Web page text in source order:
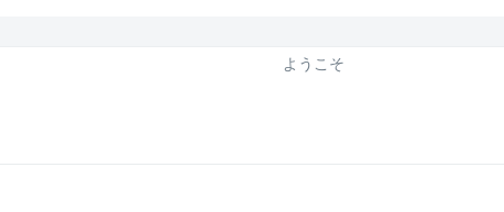
ようこそ